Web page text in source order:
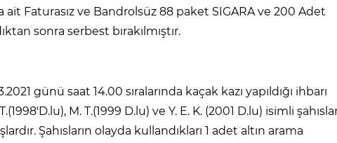
ait Faturasız ve Bandrolsüz 88 paket SIGARA ve 200 Adet
sonra serbest bırakılmıştır.
günü saat 14.00 sıralarında kaçak kazı yapıldığı ihbarı
M. T.(1999 D.lu) ve Y. E. K. (2001 D.lu) isimli
Şahısların olayda kullandıkları 1 adet altın arama